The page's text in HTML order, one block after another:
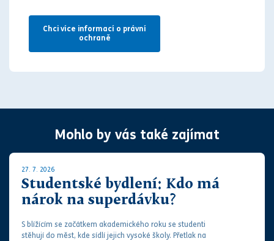
Chci více informací o právní
ochraně
Mohlo by vás také zajímat
27. 7. 2026
Studentské bydlení: Kdo má
nárok na superdávku?
S blížícím se začátkem akademického roku se studenti
stěhují do měst, kde sídlí jejich vysoké školy. Přetlak na